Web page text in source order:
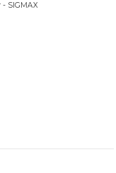
SIGMAX